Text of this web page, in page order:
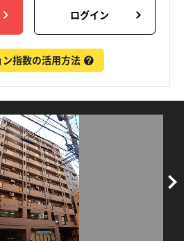
ログイン
ン指数の活用方法